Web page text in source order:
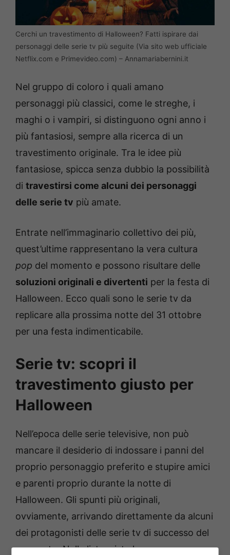
Cerchi un travestimento di Halloween? Fatti ispirare dai
personaggi delle serie tv più seguite (Via sito web ufficiale
Netflix.com e Primevideo.com) – Annamariabernini.it
Nel gruppo di coloro i quali amano
personaggi più classici, come le streghe, i
maghi o i vampiri, si distinguono ogni anno i
più fantasiosi, sempre alla ricerca di un
travestimento originale. Tra le idee più
fantasiose, spicca senza dubbio la possibilità
di travestirsi come alcuni dei personaggi
delle serie tv più amate.
Entrate nell’immaginario collettivo dei più,
quest’ultime rappresentano la vera cultura
pop del momento e possono risultare delle
soluzioni originali e divertenti per la festa di
Halloween. Ecco quali sono le serie tv da
replicare alla prossima notte del 31 ottobre
per una festa indimenticabile.
Serie tv: scopri il
travestimento giusto per
Halloween
Nell’epoca delle serie televisive, non può
mancare il desiderio di indossare i panni del
proprio personaggio preferito e stupire amici
e parenti proprio durante la notte di
Halloween. Gli spunti più originali,
ovviamente, arrivando direttamente da alcuni
dei protagonisti delle serie tv di successo del
momento. Nella lista, vista la sua